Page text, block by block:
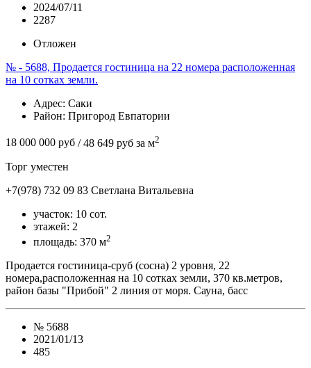
2024/07/11
2287
Отложен
№ - 5688, Продается гостиница на 22 номера расположенная
на 10 сотках земли.
Адрес: Саки
Район: Пригород Евпатории
18 000 000 руб / 48 649 руб за м2
Торг уместен
+7(978) 732 09 83 Cветлана Витальевна
участок: 10 сот.
этажей: 2
площадь: 370 м2
Продается гостиница-сруб (сосна) 2 уровня, 22
номера,расположенная на 10 сотках земли, 370 кв.метров,
район базы "Прибой" 2 линия от моря. Сауна, басс
№ 5688
2021/01/13
485